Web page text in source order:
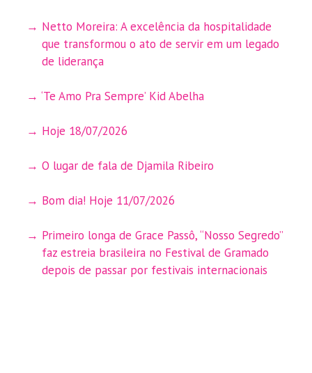
Netto Moreira: A excelência da hospitalidade
que transformou o ato de servir em um legado
de liderança
‘Te Amo Pra Sempre’ Kid Abelha
Hoje 18/07/2026
O lugar de fala de Djamila Ribeiro
Bom dia! Hoje 11/07/2026
Primeiro longa de Grace Passô, “Nosso Segredo”
faz estreia brasileira no Festival de Gramado
depois de passar por festivais internacionais